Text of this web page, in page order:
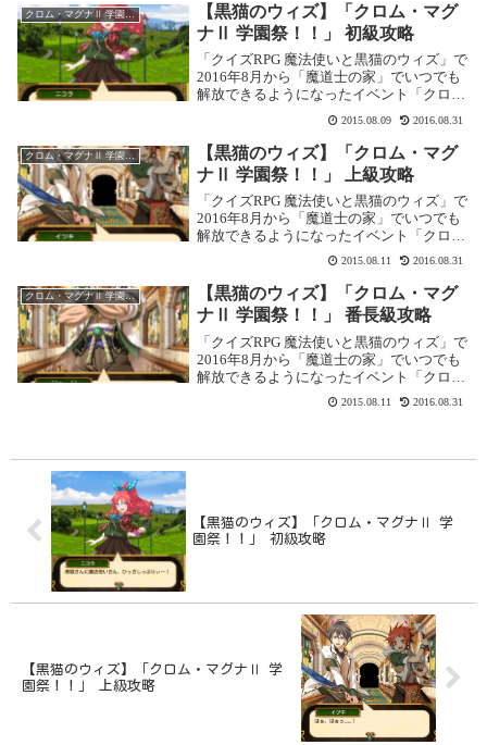
クロム・マグナⅡ 学園祭！！
【黒猫のウィズ】「クロム・マグ
ナⅡ 学園祭！！」 初級攻略
「クイズRPG 魔法使いと黒猫のウィズ」で
2016年8月から「魔道士の家」でいつでも
解放できるようになったイベント「クロ
ム・マグナⅡ 学園祭！！」の攻略記事で
す。 ここでは初級「念願の学園祭」を攻略
します。初級の攻略基本情報 消費魔力：初
回...
2015.08.09 2016.08.31
クロム・マグナⅡ 学園祭！！
【黒猫のウィズ】「クロム・マグ
ナⅡ 学園祭！！」 上級攻略
「クイズRPG 魔法使いと黒猫のウィズ」で
2016年8月から「魔道士の家」でいつでも
解放できるようになったイベント「クロ
ム・マグナⅡ 学園祭！！」の攻略記事で
す。 ここでは上級「燃え上がる祭魂」を攻
略します。上級の攻略基本情報 消費魔力：
初...
2015.08.11 2016.08.31
クロム・マグナⅡ 学園祭！！
【黒猫のウィズ】「クロム・マグ
ナⅡ 学園祭！！」 番長級攻略
「クイズRPG 魔法使いと黒猫のウィズ」で
2016年8月から「魔道士の家」でいつでも
解放できるようになったイベント「クロ
ム・マグナⅡ 学園祭！！」の攻略記事で
す。 ここでは番長級「漢のけじめ」を攻略
2015.08.11 2016.08.31
【黒猫のウィズ】「クロム・マグナⅡ 学
園祭！！」 初級攻略
【黒猫のウィズ】「クロム・マグナⅡ 学
園祭！！」 上級攻略